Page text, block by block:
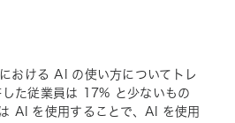
おける AI の使い方についてトレ
た従業員は 17% と少ないもの
AI を使用することで、AI を使用